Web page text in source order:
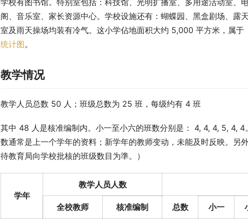
阁、音乐室、家长资源中心。学校设施还有：蝴蝶园、黑盒剧场、露
室及雨天操场均装有冷气。这小学佔地面积大约 5,000 平方米，属于
统计图。
教学情况
教学人员总数 50 人；班级总数为 25 班，每级约有 4 班
其中 48 人是核准编制内。小一至小六的班数分别是： 4, 4, 4, 5, 4,
数通常是上一个学年的资料；新学年的教师变动，未能及时反映。
待教育局向学校批核的班级数目为準。）
学年
教学人员人数
全校教师 核准编制 总数 小一